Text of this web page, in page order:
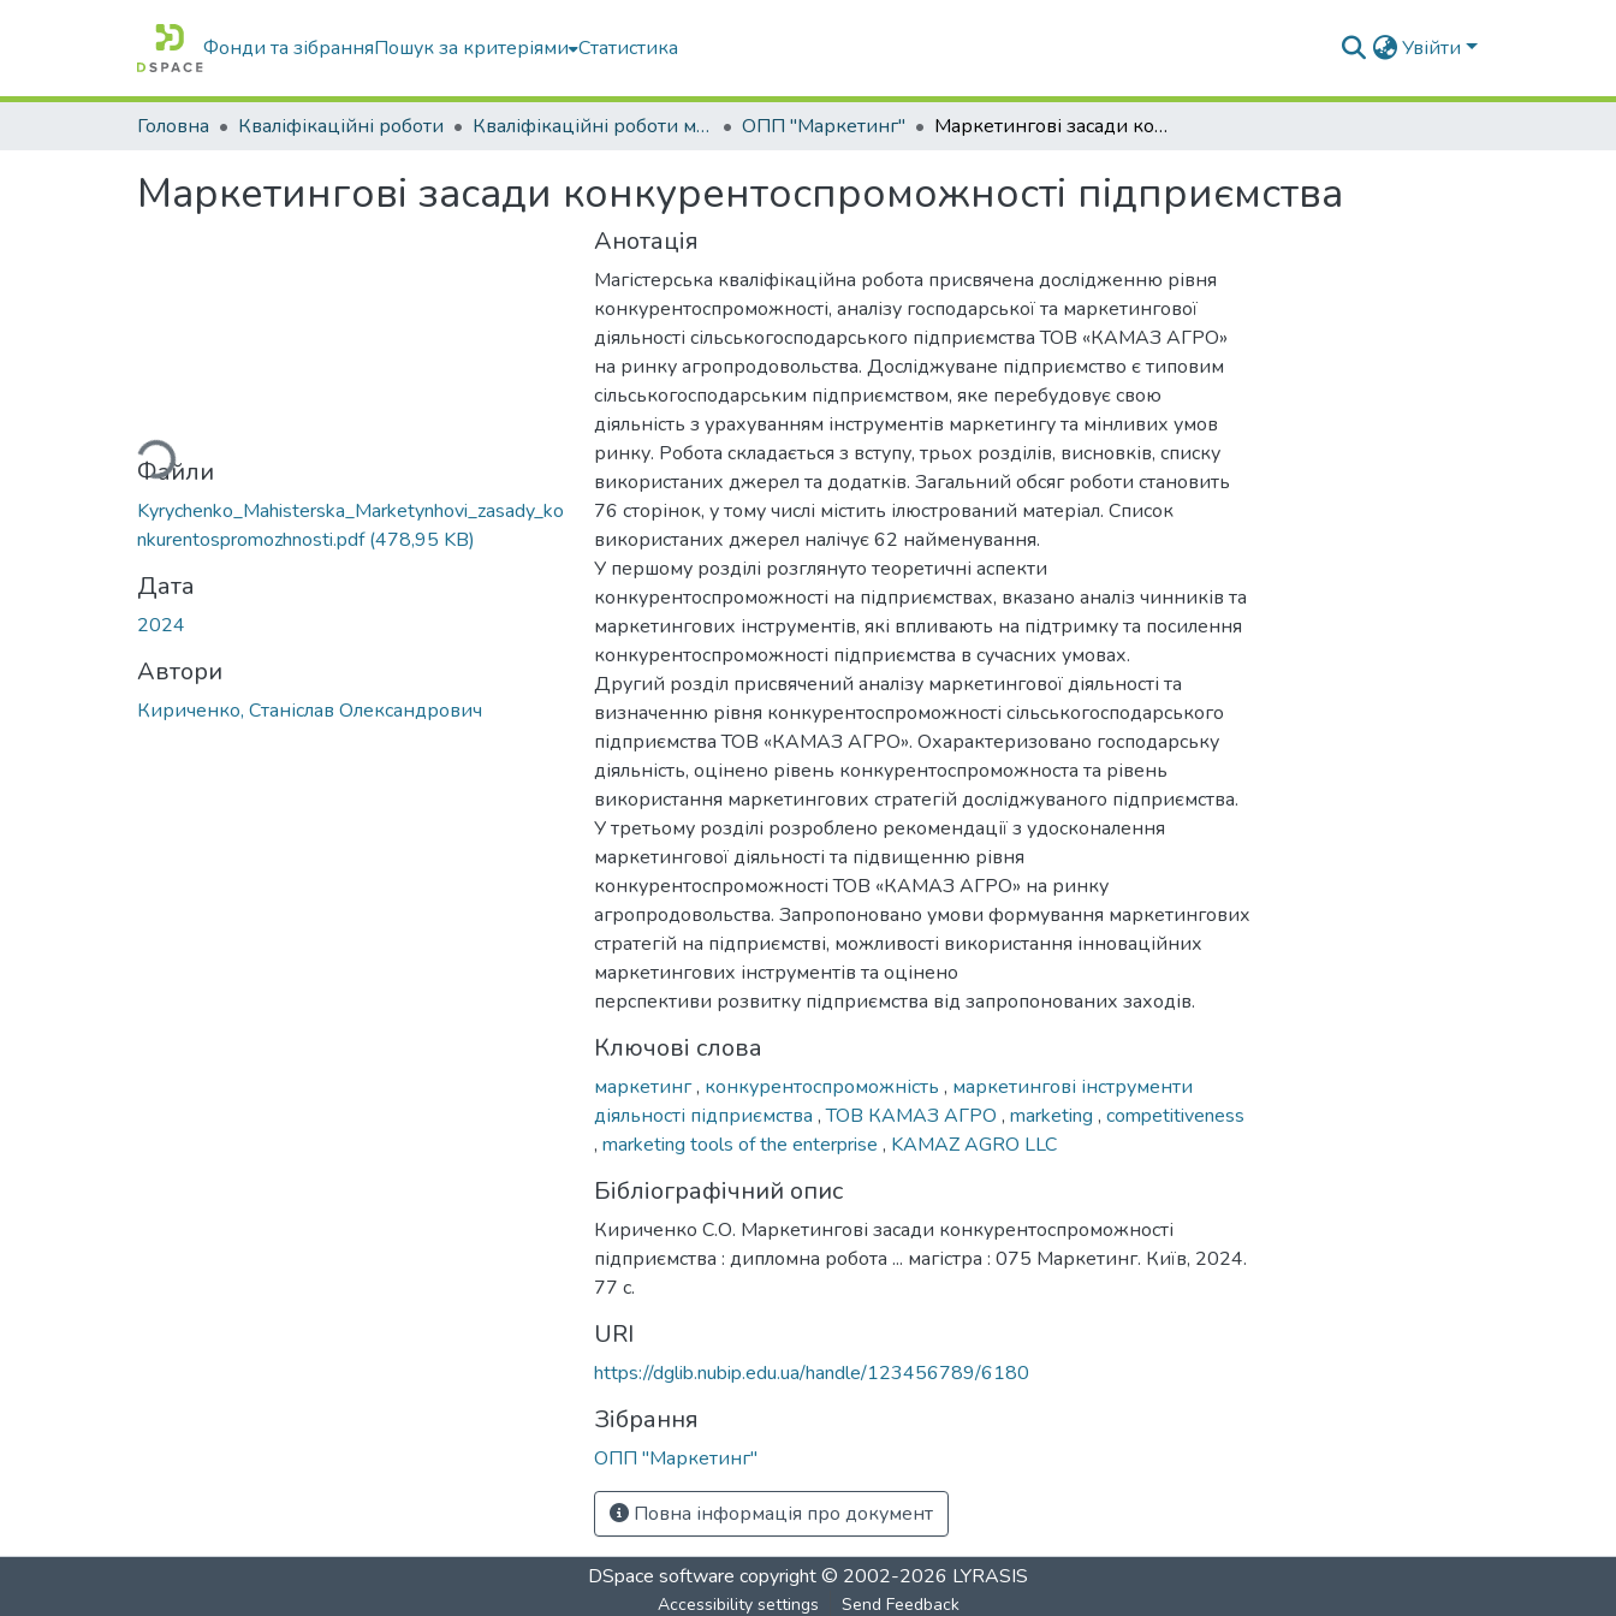
Фонди та зібранняПошук за критеріями Статистика Увійти
Головна Кваліфікаційні роботи Кваліфікаційні роботи магістрів ОПП "Маркетинг" Маркетингові засади конкурентоспроможності підприємства
Маркетингові засади конкурентоспроможності підприємства
Вантажиться...
Файли
Kyrychenko_Mahisterska_Marketynhovi_zasady_ko
nkurentospromozhnosti.pdf(478,95 KB)
Дата
2024
Автори
Кириченко, Станіслав Олександрович
Анотація
Магістерська кваліфікаційна робота присвячена дослідженню рівня
конкурентоспроможності, аналізу господарської та маркетингової
діяльності сільськогосподарського підприємства ТОВ «КАМАЗ АГРО»
на ринку агропродовольства. Досліджуване підприємство є типовим
сільськогосподарським підприємством, яке перебудовує свою
діяльність з урахуванням інструментів маркетингу та мінливих умов
ринку. Робота складається з вступу, трьох розділів, висновків, списку
використаних джерел та додатків. Загальний обсяг роботи становить
76 сторінок, у тому числі містить ілюстрований матеріал. Список
використаних джерел налічує 62 найменування.
У першому розділі розглянуто теоретичні аспекти
конкурентоспроможності на підприємствах, вказано аналіз чинників та
маркетингових інструментів, які впливають на підтримку та посилення
конкурентоспроможності підприємства в сучасних умовах.
Другий розділ присвячений аналізу маркетингової діяльності та
визначенню рівня конкурентоспроможності сільськогосподарського
підприємства ТОВ «КАМАЗ АГРО». Охарактеризовано господарську
діяльність, оцінено рівень конкурентоспроможноста та рівень
використання маркетингових стратегій досліджуваного підприємства.
У третьому розділі розроблено рекомендації з удосконалення
маркетингової діяльності та підвищенню рівня
конкурентоспроможності ТОВ «КАМАЗ АГРО» на ринку
агропродовольства. Запропоновано умови формування маркетингових
стратегій на підприємстві, можливості використання інноваційних
маркетингових інструментів та оцінено
перспективи розвитку підприємства від запропонованих заходів.
Ключові слова
маркетинг, конкурентоспроможність , маркетингові інструменти
діяльності підприємства ,ТОВ КАМАЗ АГРО , marketing , competitiveness
, marketing tools of the enterprise , KAMAZ AGRO LLC
Бібліографічний опис
Кириченко С.О. Маркетингові засади конкурентоспроможності
підприємства : дипломна робота ... магістра : 075 Маркетинг. Київ, 2024.
77 с.
URI
https://dglib.nubip.edu.ua/handle/123456789/6180
Зібрання
ОПП "Маркетинг"
Повна інформація про документ
DSpace software copyright © 2002-2026 LYRASIS
Accessibility settings Send Feedback